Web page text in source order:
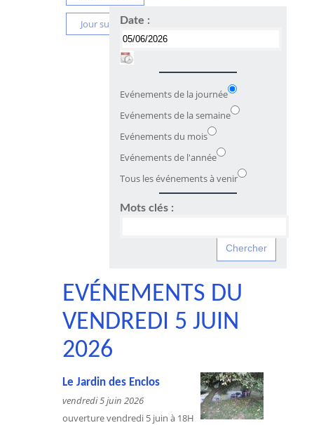
Jour suivantDate :
Evénements de la journée
Evénements de la semaine
Evénements du mois
Evénements de l'année
Tous les événements à venir
Mots clés :
EVÉNEMENTS DU
VENDREDI 5 JUIN
2026
Le Jardin des Enclos
vendredi 5 juin 2026
ouverture vendredi 5 juin à 18H